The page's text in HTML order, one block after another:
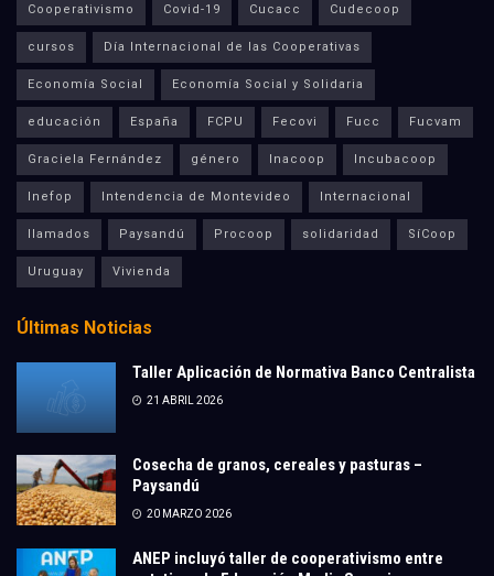
Cooperativismo Covid-19 Cucacc Cudecoop
cursos Día Internacional de las Cooperativas
Economía Social Economía Social y Solidaria
educación España FCPU Fecovi Fucc Fucvam
Graciela Fernández género Inacoop Incubacoop
Inefop Intendencia de Montevideo Internacional
llamados Paysandú Procoop solidaridad SíCoop
Uruguay Vivienda
Últimas Noticias
Taller Aplicación de Normativa Banco Centralista
21 ABRIL 2026
Cosecha de granos, cereales y pasturas –
Paysandú
20 MARZO 2026
ANEP incluyó taller de cooperativismo entre